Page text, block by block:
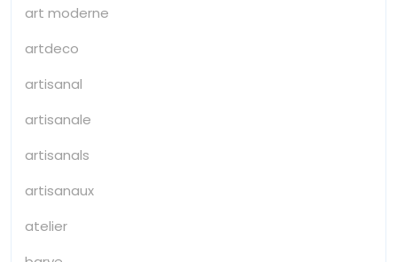
art moderne
artdeco
artisanal
artisanale
artisanals
artisanaux
atelier